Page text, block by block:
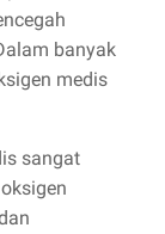
banyak
medis
sangat